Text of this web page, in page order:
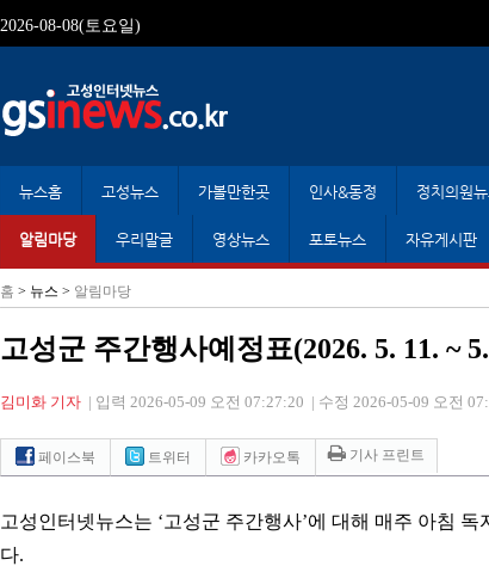
2026-08-08(토요일)
뉴스홈 고성뉴스 가볼만한곳 인사&동정 정치의원
알림마당 우리말글 영상뉴스 포토뉴스 자유게시판
홈 > 뉴스 > 알림마당
고성군 주간행사예정표(2026. 5. 11. ~
김미화 기자 입력 2026-05-09 오전 07:27:20 수정 2026-05-09 오전
페이스북 트위터 카카오톡 기사 프린트
고성인터넷뉴스는 ‘고성군 주간행사’에 대해 매주 아침 독
다.